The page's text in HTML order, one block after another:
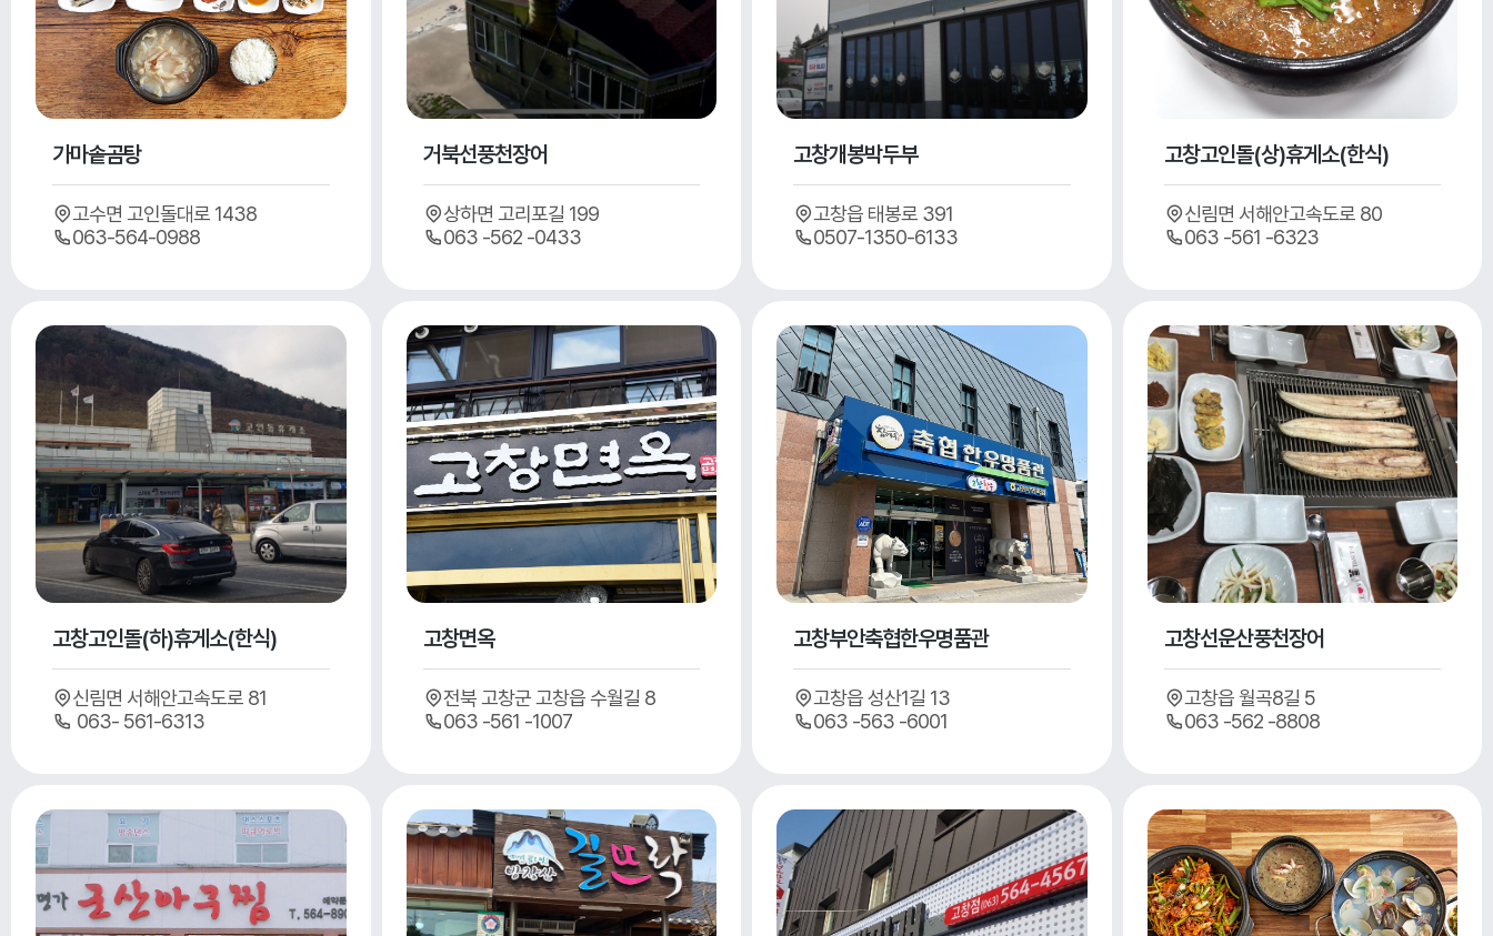
가마솥곰탕
고수면 고인돌대로 1438
063-564-0988
거북선풍천장어
상하면 고리포길 199
063 -562 -0433
고창개봉박두부
고창읍 태봉로 391
0507-1350-6133
고창고인돌(상)휴게소(한식)
신림면 서해안고속도로 80
063 -561 -6323
고창고인돌(하)휴게소(한식)
신림면 서해안고속도로 81
063- 561-6313
고창면옥
전북 고창군 고창읍 수월길 8
063 -561 -1007
고창부안축협한우명품관
고창읍 성산1길 13
063 -563 -6001
고창선운산풍천장어
고창읍 월곡8길 5
063 -562 -8808